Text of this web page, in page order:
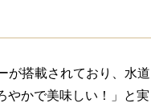
が搭載されており、水道
やかで美味しい！」と実